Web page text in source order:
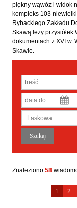
piękny wąwóz i widok
kompleks 103
Rybackiego Zakładu
Skawą leży
dokumentach ż XVI w.
Skawie.
Znaleziono58
-
1
-
2